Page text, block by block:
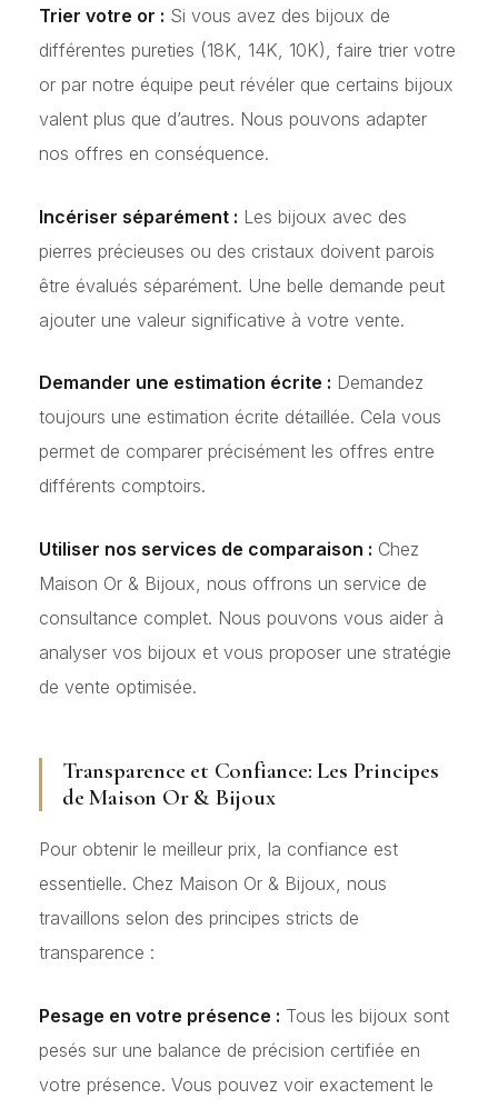
Trier votre or : Si vous avez des bijoux de
différentes pureties (18K, 14K, 10K), faire trier votre
or par notre équipe peut révéler que certains bijoux
valent plus que d’autres. Nous pouvons adapter
nos offres en conséquence.
Incériser séparément : Les bijoux avec des
pierres précieuses ou des cristaux doivent parois
être évalués séparément. Une belle demande peut
ajouter une valeur significative à votre vente.
Demander une estimation écrite : Demandez
toujours une estimation écrite détaillée. Cela vous
permet de comparer précisément les offres entre
différents comptoirs.
Utiliser nos services de comparaison : Chez
Maison Or & Bijoux, nous offrons un service de
consultance complet. Nous pouvons vous aider à
analyser vos bijoux et vous proposer une stratégie
de vente optimisée.
Transparence et Confiance: Les Principes
de Maison Or & Bijoux
Pour obtenir le meilleur prix, la confiance est
essentielle. Chez Maison Or & Bijoux, nous
travaillons selon des principes stricts de
transparence :
Pesage en votre présence : Tous les bijoux sont
pesés sur une balance de précision certifiée en
votre présence. Vous pouvez voir exactement le